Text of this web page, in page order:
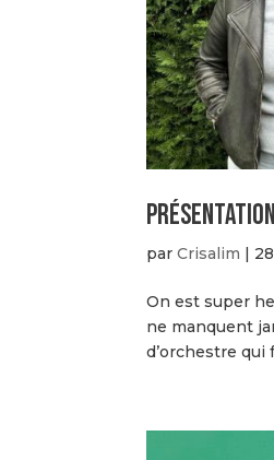
parCrisalim |
On est super
ne manquent
d’orchestre qui